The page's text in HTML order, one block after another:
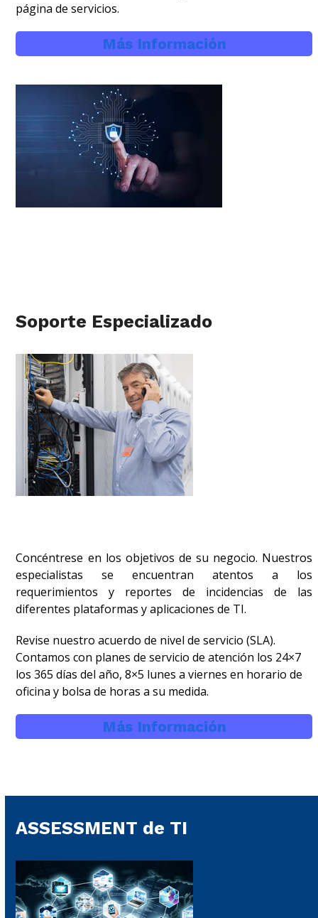
página de servicios.
Más Información
Soporte Especializado
Concéntrese en los objetivos de su negocio. Nuestros
especialistas se encuentran atentos a los
requerimientos y reportes de incidencias de las
diferentes plataformas y aplicaciones de TI.
Revise nuestro acuerdo de nivel de servicio (SLA).
Contamos con planes de servicio de atención los 24×7
los 365 días del año, 8×5 lunes a viernes en horario de
oficina y bolsa de horas a su medida.
Más Información
ASSESSMENT de TI